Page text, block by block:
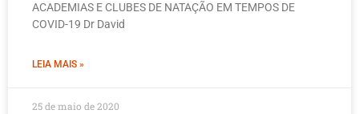
ACADEMIAS E CLUBES DE NATAÇÃO EM TEMPOS DE
COVID-19 Dr David
LEIA MAIS »
25 de maio de 2020